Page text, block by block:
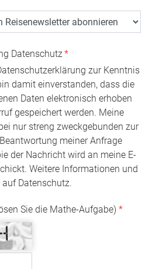
Datenschutz*
zur Kenntnis
damit einverstanden, dass die
Daten elektronisch erhoben
gespeichert werden. Meine
nur streng zweckgebunden zur
meiner Anfrage
der Nachricht wird an meine E-
Weitere Informationen und
Datenschutz.
Sie die Mathe-Aufgabe)